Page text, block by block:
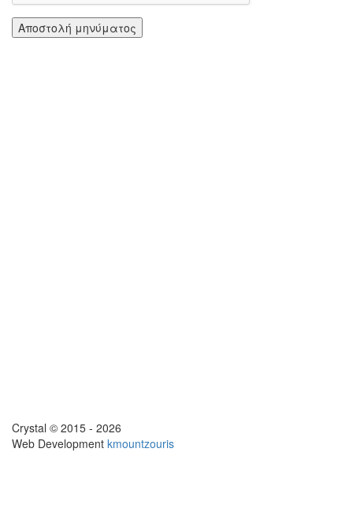
Crystal © 2015 - 2026
Web Development kmountzouris